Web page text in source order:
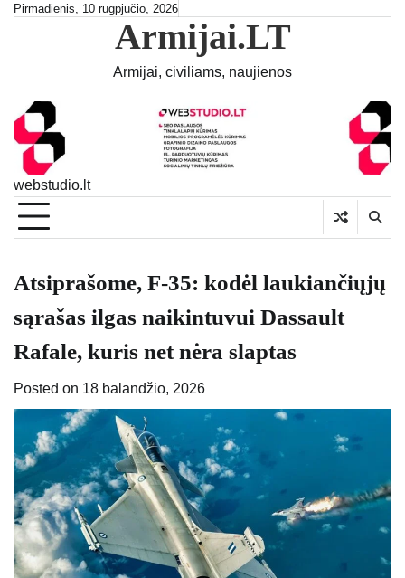
SkipPirmadienis, 10 rugpjūčio, 2026
Armijai.LT
Armijai, civiliams, naujienos
webstudio.lt
Atsiprašome, F-35: kodėl laukiančiųjų
sąrašas ilgas naikintuvui Dassault
Rafale, kuris net nėra slaptas
Posted on 18 balandžio, 2026